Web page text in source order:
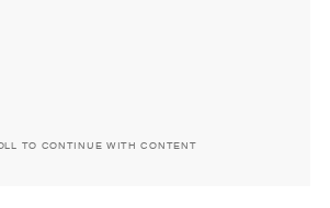
TO CONTINUE WITH CONTENT